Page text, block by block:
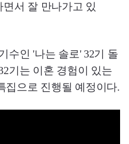
서 잘 만나가고 있
수인 '나는 솔로' 32기 돌
기는 이혼 경험이 있는
집으로 진행될 예정이다.